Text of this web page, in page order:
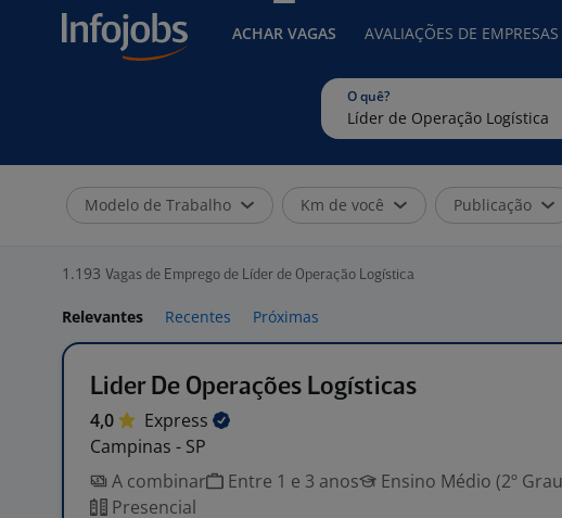
ACHAR VAGAS AVALIAÇÕES DE EMPRESAS
O quê?
Modelo de Trabalho Km de você Publicação
1.193 Vagas de Emprego de Líder de Operação Logística
Relevantes Recentes Próximas
Lider De Operações Logísticas
4,0
Express
Campinas - SP
A combinar
Entre 1 e 3 anos
Ensino Médio (2º
Presencial